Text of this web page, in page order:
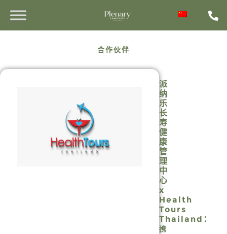
合作伙伴
派
纳
乐
长
寿
健
康
管
理
中
心
x
Health
Tours
Thailand：
携